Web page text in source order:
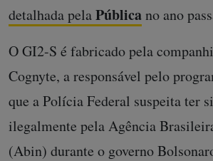
detalhada pelaPúblicano ano
O GI2-S é fabricado pela
Cognyte, a responsável pelo
que a Polícia Federal suspeita ter
ilegalmente pela Agência
(Abin) durante o governo